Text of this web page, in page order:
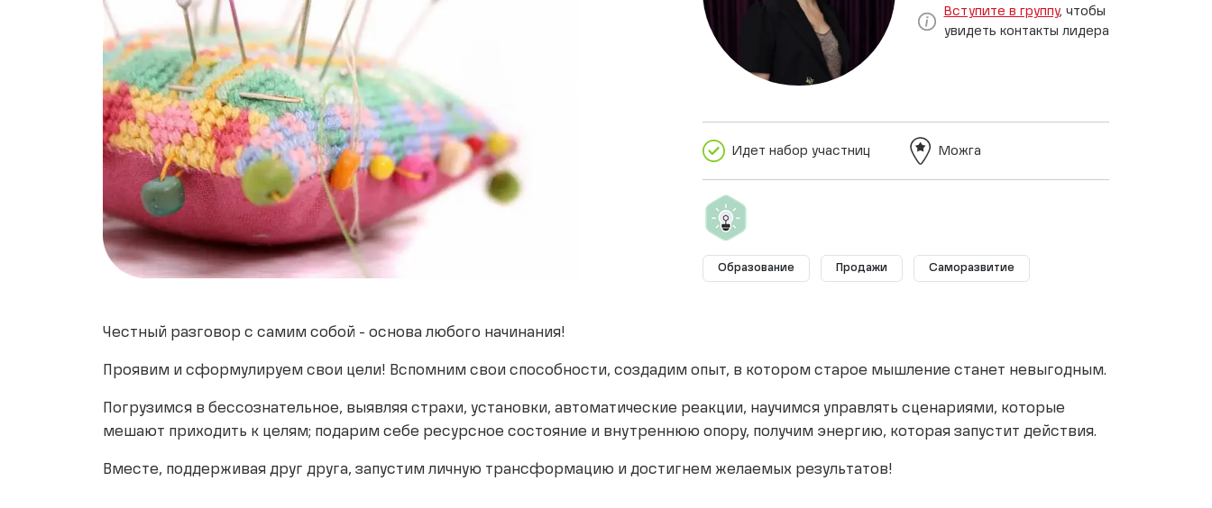
Вступите в группу, чтобы
увидеть контакты лидера
Идет набор участниц Можга
Образование Продажи Саморазвитие
Честный разговор с самим собой - основа любого начинания!
Проявим и сформулируем свои цели! Вспомним свои способности, создадим опыт, в котором старое мышление станет невыгодным.
Погрузимся в бессознательное, выявляя страхи, установки, автоматические реакции, научимся управлять сценариями, которые
мешают приходить к целям; подарим себе ресурсное состояние и внутреннюю опору, получим энергию, которая запустит действия.
Вместе, поддерживая друг друга, запустим личную трансформацию и достигнем желаемых результатов!